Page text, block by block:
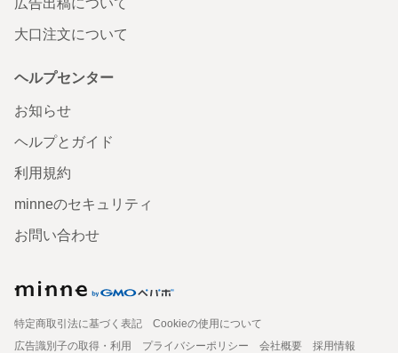
大口注文について
ヘルプセンター
お知らせ
ヘルプとガイド
利用規約
minneのセキュリティ
お問い合わせ
特定商取引法に基づく表記
Cookieの使用について
広告識別子の取得・利用
プライバシーポリシー 会社概要
採用情報